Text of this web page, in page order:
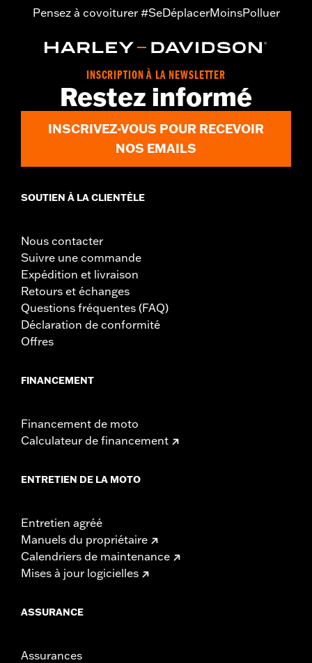
Pensez à covoiturer #SeDéplacerMoinsPolluer
INSCRIPTION À LA NEWSLETTER
Restez informé
INSCRIVEZ-VOUS POUR RECEVOIR
NOS EMAILS
SOUTIEN À LA CLIENTÈLE
Nous contacter
Suivre une commande
Expédition et livraison
Retours et échanges
Questions fréquentes (FAQ)
Déclaration de conformité
Offres
FINANCEMENT
Financement de moto
Calculateur de financement
ENTRETIEN DE LA MOTO
Entretien agréé
Manuels du propriétaire
Calendriers de maintenance
Mises à jour logicielles
ASSURANCE
Assurances